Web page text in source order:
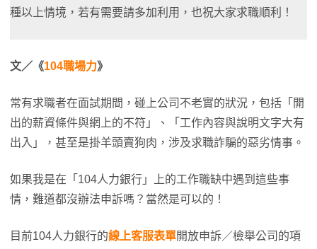
種以上情境，若有需要請多加利用，也祝大家求職順利！
文／《104職場力》
常有求職者在面試期間，碰上公司不老實的狀況，包括「開
出的薪資條件與網上的不符」、「工作內容與說明文字大有
出入」，甚至是掛羊頭賣狗肉，涉及求職詐騙的惡劣情事。
如果我是在「104人力銀行」上的工作職缺中遇到這些事
情，難道都沒辦法申訴嗎？當然是可以的！
目前104人力銀行的線上客服表單開放申訴／檢舉公司的項